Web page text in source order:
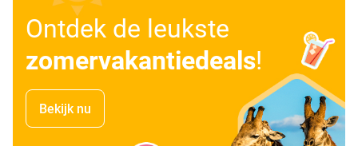
Ontdek de leukste
zomervakantiedeals!
Bekijk nu